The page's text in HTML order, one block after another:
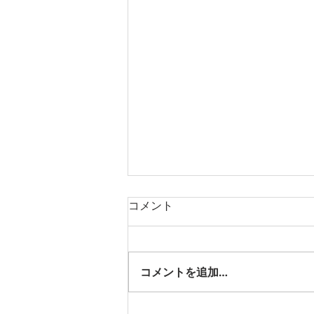
移動図書館
コメント
コメントを追加…